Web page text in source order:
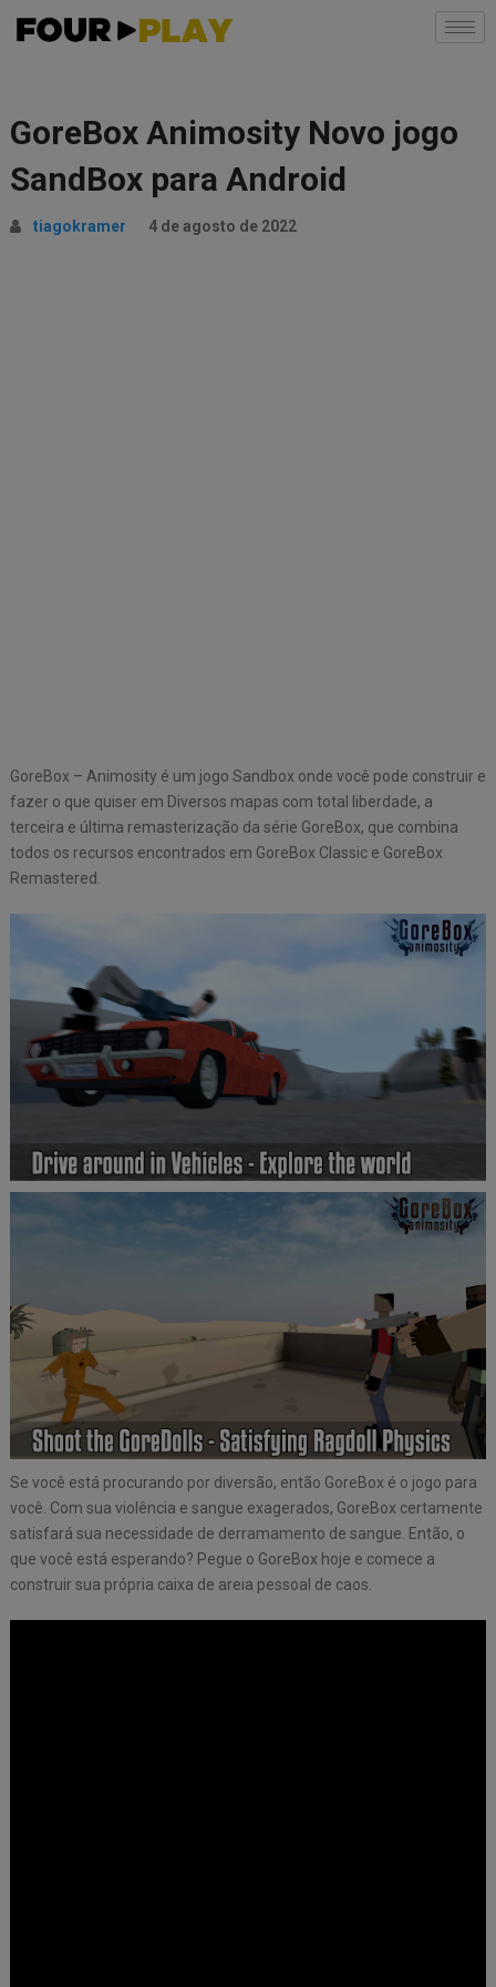
GoreBox Animosity Novo jogo
SandBox para Android
tiagokramer 4 de agosto de 2022
GoreBox – Animosity é um jogo Sandbox onde você pode construir e
fazer o que quiser em Diversos mapas com total liberdade, a
terceira e última remasterização da série GoreBox, que combina
todos os recursos encontrados em GoreBox Classic e GoreBox
Remastered.
Se você está procurando por diversão, então GoreBox é o jogo para
você. Com sua violência e sangue exagerados, GoreBox certamente
satisfará sua necessidade de derramamento de sangue. Então, o
que você está esperando? Pegue o GoreBox hoje e comece a
construir sua própria caixa de areia pessoal de caos.